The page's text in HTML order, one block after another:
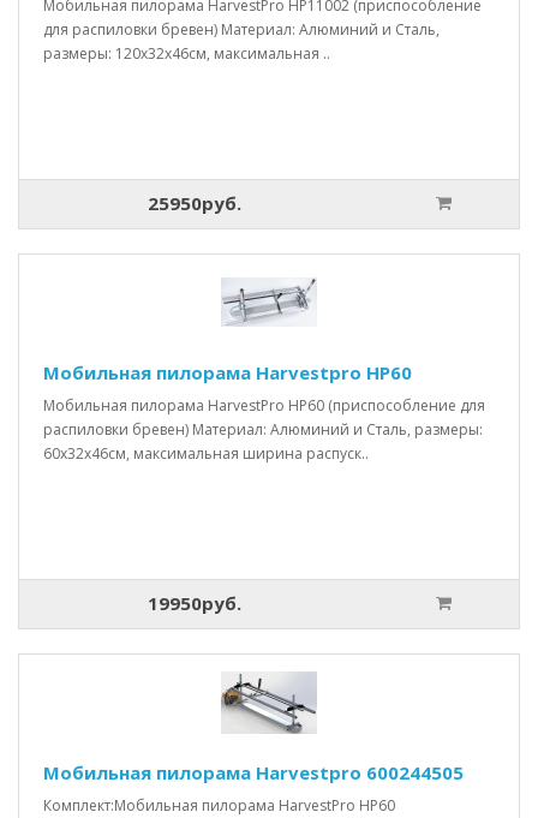
Мобильная пилорама HarvestPro HP11002 (приспособление
для распиловки бревен) Материал: Алюминий и Сталь,
размеры: 120x32x46см, максимальная ..
25950руб.
Мобильная пилорама Harvestpro HP60
Мобильная пилорама HarvestPro HP60 (приспособление для
распиловки бревен) Материал: Алюминий и Сталь, размеры:
60x32x46см, максимальная ширина распуск..
19950руб.
Мобильная пилорама Harvestpro 600244505
Комплект:Мобильная пилорама HarvestPro HP60